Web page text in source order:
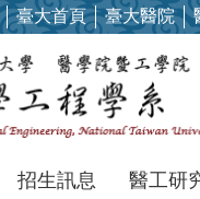
臺大首頁 臺大醫院
招生訊息 醫工研